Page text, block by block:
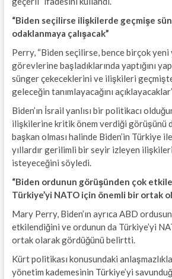
“Biden seçilirse ilişkilerde geçmişe
odaklanmaya çalışacak”
Perry, “Biden seçilirse, bence birçok
görevlerine başladıklarında yaptığını
sünger çekeceklerini ve ilişkileri
geleceğin tanımlayacağını
Biden’ın İsrail yanlısı bir politikacı
ilişkilerine kritik önem verdiği görüşünü
başkan olması halinde Biden’in Türkiye
yıllardır gerilimli bir seyir izleyen
isteyeceğini söyledi.
“Biden ordunun görüşünden çok
Türkiye’yi NATO için önemli bir ortak
Mary Perry, Biden’ın ayrıca ABD
etkilendiğini ve ordunun da Türkiye’yi
ortak olarak gördüğünü belirtti.
Kürt politikası konusundaki
yönetim kademesinin Türkiye’yi